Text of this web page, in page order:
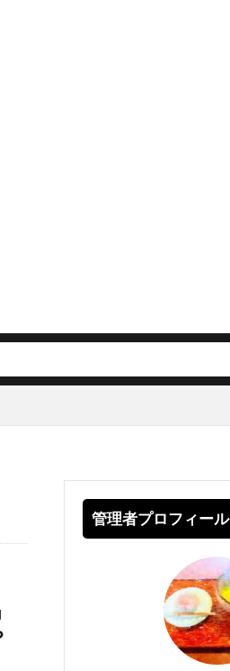
管理者プロフィール